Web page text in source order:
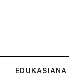
EDUKASIANA